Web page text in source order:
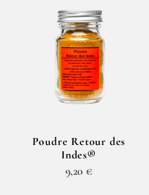
Poudre Retour des
Indes®
9,20 €